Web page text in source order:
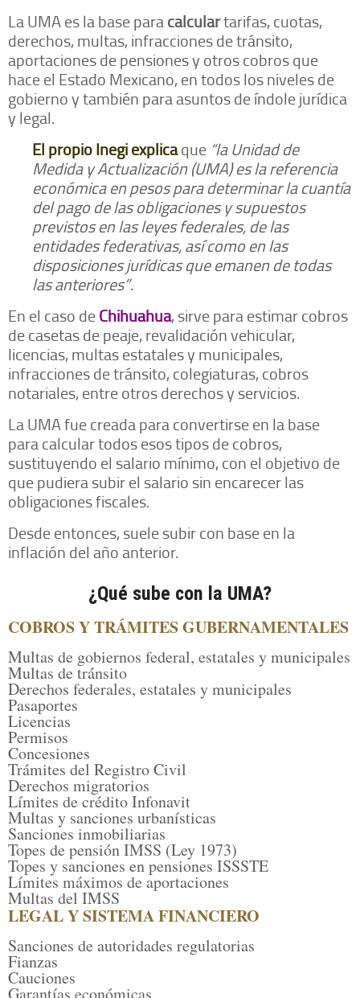
La UMA es la base paracalculartarifas, cuotas,
derechos, multas, infracciones de tránsito,
aportaciones de pensiones y otros cobros que
hace el Estado Mexicano, en todos los niveles de
gobierno y también para asuntos de índole jurídica
y legal.
El propio Inegi explicaque “la Unidad de
Medida y Actualización (UMA) es la referencia
económica en pesos para determinar la cuantía
del pago de las obligaciones y supuestos
previstos en las leyes federales, de las
entidades federativas, así como en las
disposiciones jurídicas que emanen de todas
las anteriores”.
En el caso deChihuahua, sirve para estimar cobros
de casetas de peaje, revalidación vehicular,
licencias, multas estatales y municipales,
infracciones de tránsito, colegiaturas, cobros
notariales, entre otros derechos y servicios.
La UMA fue creada para convertirse en la base
para calcular todos esos tipos de cobros,
sustituyendo el salario mínimo, con el objetivo de
que pudiera subir el salario sin encarecer las
obligaciones fiscales.
Desde entonces, suele subir con base en la
inflación del año anterior.
¿Qué sube con la UMA?
COBROS Y TRÁMITES GUBERNAMENTALES
Multas de gobiernos federal, estatales y municipales
Multas de tránsito
Derechos federales, estatales y municipales
Pasaportes
Licencias
Permisos
Concesiones
Trámites del Registro Civil
Derechos migratorios
Límites de crédito Infonavit
Multas y sanciones urbanísticas
Sanciones inmobiliarias
Topes de pensión IMSS (Ley 1973)
Topes y sanciones en pensiones ISSSTE
Límites máximos de aportaciones
Multas del IMSS
LEGAL Y SISTEMA FINANCIERO
Sanciones de autoridades regulatorias
Fianzas
Cauciones